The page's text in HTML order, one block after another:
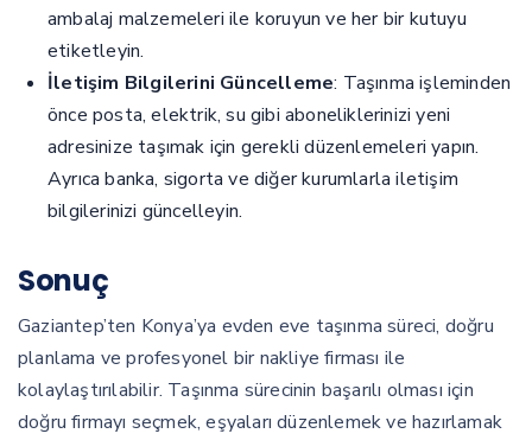
ambalaj malzemeleri ile koruyun ve her bir kutuyu
etiketleyin.
İletişim Bilgilerini Güncelleme: Taşınma işleminden
önce posta, elektrik, su gibi aboneliklerinizi yeni
adresinize taşımak için gerekli düzenlemeleri yapın.
Ayrıca banka, sigorta ve diğer kurumlarla iletişim
bilgilerinizi güncelleyin.
Sonuç
Gaziantep’ten Konya’ya evden eve taşınma süreci, doğru
planlama ve profesyonel bir nakliye firması ile
kolaylaştırılabilir. Taşınma sürecinin başarılı olması için
doğru firmayı seçmek, eşyaları düzenlemek ve hazırlamak